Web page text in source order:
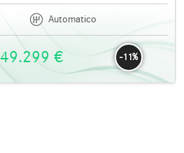
Automatico
-11%
49.299 €